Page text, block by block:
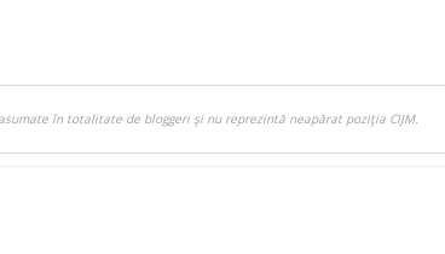
în totalitate de bloggeri şi nu reprezintă neapărat poziţia CIJM.